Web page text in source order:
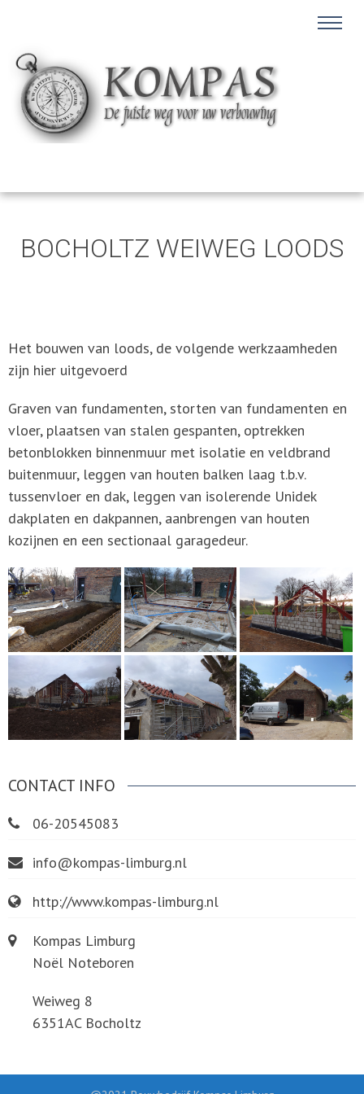
BOCHOLTZ WEIWEG LOODS
Het bouwen van loods, de volgende werkzaamheden
zijn hier uitgevoerd
Graven van fundamenten, storten van fundamenten en
vloer, plaatsen van stalen gespanten, optrekken
betonblokken binnenmuur met isolatie en veldbrand
buitenmuur, leggen van houten balken laag t.b.v.
tussenvloer en dak, leggen van isolerende Unidek
dakplaten en dakpannen, aanbrengen van houten
kozijnen en een sectionaal garagedeur.
CONTACT INFO
06-20545083
info@kompas-limburg.nl
http://www.kompas-limburg.nl
Kompas Limburg
Noël Noteboren
Weiweg 8
6351AC Bocholtz